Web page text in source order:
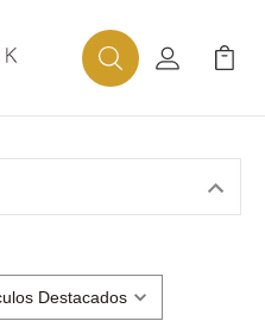
BuscarMi Cuenta
Mi